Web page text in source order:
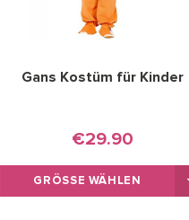
Gans Kostüm für Kinder
€29.90
GRÖSSE WÄHLEN